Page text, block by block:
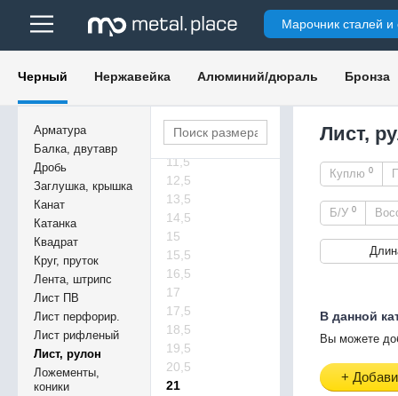
Марочник сталей и
Черный Нержавейка Алюминий/дюраль Бронза
Арматура
Балка, двутавр
Дробь
Заглушка, крышка
Канат
Катанка
Квадрат
Круг, пруток
Лента, штрипс
Лист ПВ
Лист перфорир.
Лист рифленый
Лист, рулон
Ложементы,
коники
6,5
6,7
8,5
9
9,5
11,5
12,5
13,5
14,5
15
15,5
16,5
17
17,5
18,5
19,5
20,5
21
Лист,
Куплю 0
Б/У 0
В данной
Вы можете
+